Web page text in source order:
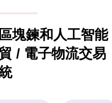
塊鍊和人工智能
/ 電子物流交易